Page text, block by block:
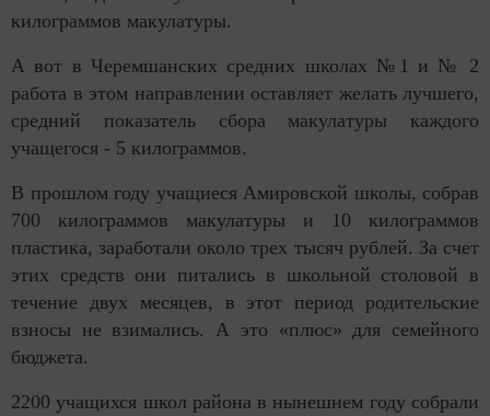
килограммов макулатуры.
А вот в Черемшанских средних школах №1 и № 2
работа в этом направлении оставляет желать лучшего,
средний показатель сбора макулатуры каждого
учащегося - 5 килограммов.
В прошлом году учащиеся Амировской школы, собрав
700 килограммов макулатуры и 10 килограммов
пластика, заработали около трех тысяч рублей. За счет
этих средств они питались в школьной столовой в
течение двух месяцев, в этот период родительские
взносы не взимались. А это «плюс» для семейного
бюджета.
2200 учащихся школ района в нынешнем году собрали